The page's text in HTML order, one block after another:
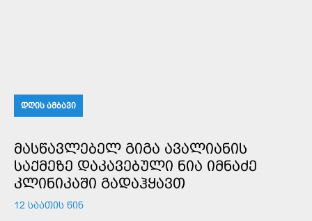
ᲓᲦᲘᲡ ᲐᲛᲑᲐᲕᲘ
ᲛᲐᲡᲬᲐᲕᲚᲔᲑᲔᲚ ᲒᲘᲒᲐ ᲐᲕᲐᲚᲘᲐᲜᲘᲡ
ᲡᲐᲥᲛᲔᲖᲔ ᲓᲐᲙᲐᲕᲔᲑᲣᲚᲘ ᲜᲘᲐ ᲘᲛᲜᲐᲫᲔ
ᲙᲚᲘᲜᲘᲙᲐᲨᲘ ᲒᲐᲓᲐᲰᲧᲐᲕᲗ
12 ᲡᲐᲐᲗᲘᲡ ᲬᲘᲜ